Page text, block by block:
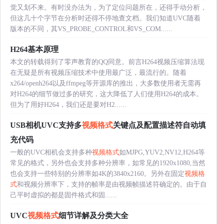
觉又划不来。有时没办法为，为了定位问题所在，还得手动分析，
但这几十个字节在分析时还得不停地查文档。我们知道UVC随着
版本的不同，其VS_PROBE_CONTROL和VS_COM......
H264基本原理
本文的转载得到了零声教育的QQ同意。前言H264视频压缩算法现
在无疑是所有视频压缩技术中使用最广泛，最流行的。随着
x264/openh264以及ffmpeg等开源库的推出，大多数使用者无需再
对H264的细节做过多的研究，这大降低了人们使用H264的成本。
但为了用好H264，我们还是要对H2......
USB相机UVC支持多视频格式关键点及配置描述符自动填
充代码
一般的UVC相机会支持多种视频格式如MJPG,YUV2,NV12,H264等
常见的格式，另外也会支持多种分辨率，如常见的1920x1080,当然
也会支持一些特别的分辨率如4K的3840x2160。另外在固定视频格
式和视频分辨率下，支持的帧率是由视频帧描述符确定的。由于自
己平时虚拟的都是固件格式和固......
UVC视频格式细节详解及分类大全